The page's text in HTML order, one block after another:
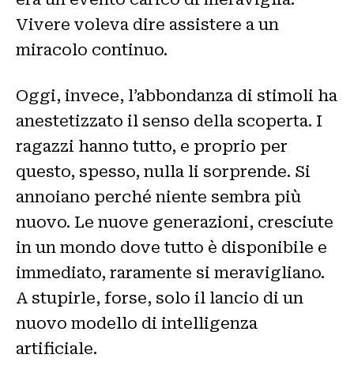
Vivere voleva dire assistere a un
miracolo continuo.
Oggi, invece, l’abbondanza di stimoli ha
anestetizzato il senso della scoperta. I
ragazzi hanno tutto, e proprio per
questo, spesso, nulla li sorprende. Si
annoiano perché niente sembra più
nuovo. Le nuove generazioni, cresciute
in un mondo dove tutto è disponibile e
immediato, raramente si meravigliano.
A stupirle, forse, solo il lancio di un
nuovo modello di intelligenza
artificiale.